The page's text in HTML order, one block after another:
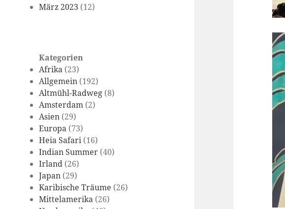
März 2023 (12)
Kategorien
Afrika (23)
Allgemein (192)
Altmühl-Radweg (8)
Amsterdam (2)
Asien (29)
Europa (73)
Heia Safari (16)
Indian Summer (40)
Irland (26)
Japan (29)
Karibische Träume (26)
Mittelamerika (26)